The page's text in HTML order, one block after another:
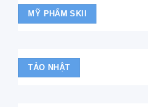
MỸ PHẨM SKII
TẢO NHẬT